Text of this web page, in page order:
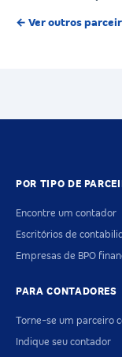
← Ver outros
POR TIPO DE
Encontre um contador
Escritórios de
Empresas de BPO
PARA CONTADORES
Torne-se um parceiro
Indique seu contador